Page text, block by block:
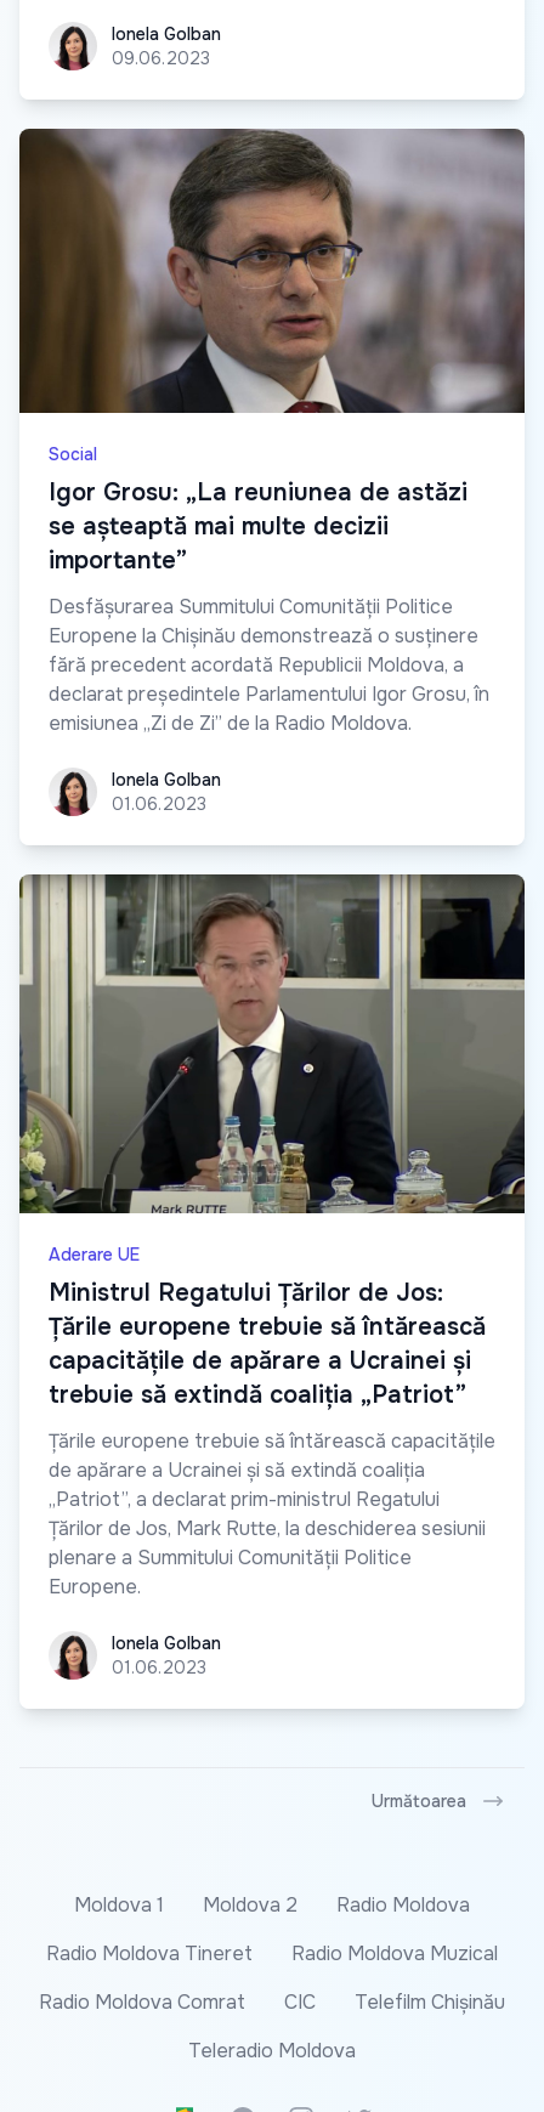
Ionela Golban
Ionela Golban
09.06.2023
Social
Igor Grosu: „La reuniunea de astăzi
se așteaptă mai multe decizii
importante”
Desfășurarea Summitului Comunității Politice
Europene la Chișinău demonstrează o susținere
fără precedent acordată Republicii Moldova, a
declarat președintele Parlamentului Igor Grosu, în
emisiunea „Zi de Zi” de la Radio Moldova.
Ionela Golban
Ionela Golban
01.06.2023
Aderare UE
Ministrul Regatului Țărilor de Jos:
Țările europene trebuie să întărească
capacitățile de apărare a Ucrainei și
trebuie să extindă coaliția „Patriot”
Țările europene trebuie să întărească capacitățile
de apărare a Ucrainei și să extindă coaliția
„Patriot”, a declarat prim-ministrul Regatului
Țărilor de Jos, Mark Rutte, la deschiderea sesiunii
plenare a Summitului Comunității Politice
Europene.
Ionela Golban
Ionela Golban
01.06.2023
Următoarea
Moldova 1 Moldova 2
Radio Moldova
Radio Moldova Tineret
Radio Moldova Muzical
Radio Moldova Comrat
CIC
Telefilm Chișinău
Teleradio Moldova